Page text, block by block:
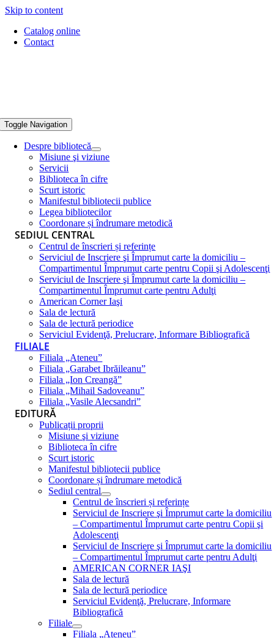
Skip to content
Catalog online
Contact
Toggle Navigation
Despre bibliotecă
Misiune şi viziune
Servicii
Biblioteca în cifre
Scurt istoric
Manifestul bibliotecii publice
Legea bibliotecilor
Coordonare și îndrumare metodică
SEDIUL CENTRAL
Centrul de înscrieri și referințe
Serviciul de Inscriere şi Împrumut carte la domiciliu –
Compartimentul Împrumut carte pentru Copii şi Adolescenţi
Serviciul de Inscriere şi Împrumut carte la domiciliu –
Compartimentul Împrumut carte pentru Adulţi
American Corner Iaşi
Sala de lectură
Sala de lectură periodice
Serviciul Evidenţă, Prelucrare, Informare Bibliografică
FILIALE
Filiala „Ateneu”
Filiala „Garabet Ibrăileanu”
Filiala „Ion Creangă”
Filiala „Mihail Sadoveanu”
Filiala „Vasile Alecsandri”
EDITURĂ
Publicații proprii
Misiune şi viziune
Biblioteca în cifre
Scurt istoric
Manifestul bibliotecii publice
Coordonare și îndrumare metodică
Sediul central
Centrul de înscrieri și referințe
Serviciul de Inscriere şi Împrumut carte la domiciliu
– Compartimentul Împrumut carte pentru Copii şi
Adolescenţi
Serviciul de Inscriere şi Împrumut carte la domiciliu
– Compartimentul Împrumut carte pentru Adulţi
AMERICAN CORNER IAŞI
Sala de lectură
Sala de lectură periodice
Serviciul Evidenţă, Prelucrare, Informare
Bibliografică
Filiale
Filiala „Ateneu”